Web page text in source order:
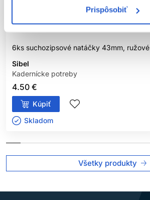
Prispôsobiť
Oficiálna distribúcia
6ks suchozipsové natáčky 43mm, ružové
Sibel
Kadernícke potreby
4.50 €
Kúpiť
Skladom ㅤ
Všetky produkty